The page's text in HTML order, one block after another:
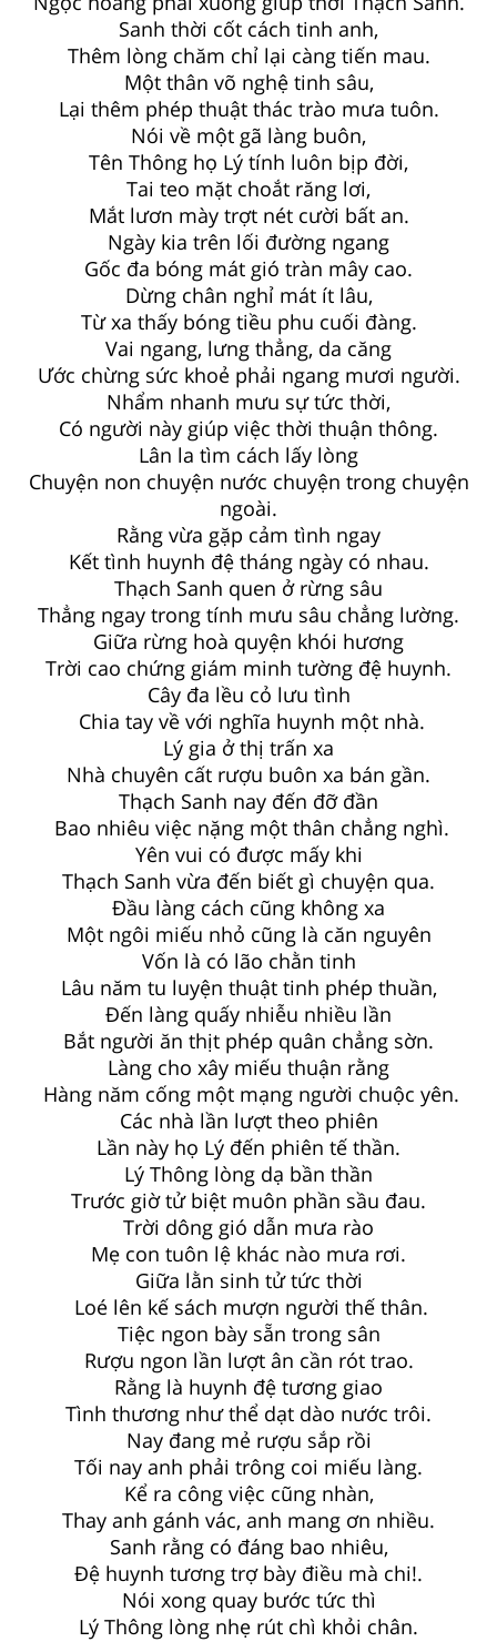
Sanh thời cốt cách tinh anh,
Thêm lòng chăm chỉ lại càng tiến mau.
Một thân võ nghệ tinh sâu,
Lại thêm phép thuật thác trào mưa tuôn.
Nói về một gã làng buôn,
Tên Thông họ Lý tính luôn bịp đời,
Tai teo mặt choắt răng lơi,
Mắt lươn mày trợt nét cười bất an.
Ngày kia trên lối đường ngang
Gốc đa bóng mát gió tràn mây cao.
Dừng chân nghỉ mát ít lâu,
Từ xa thấy bóng tiều phu cuối đàng.
Vai ngang, lưng thẳng, da căng
Ước chừng sức khoẻ phải ngang mươi người.
Nhẩm nhanh mưu sự tức thời,
Có người này giúp việc thời thuận thông.
Lân la tìm cách lấy lòng
Chuyện non chuyện nước chuyện trong chuyện
ngoài.
Rằng vừa gặp cảm tình ngay
Kết tình huynh đệ tháng ngày có nhau.
Thạch Sanh quen ở rừng sâu
Thẳng ngay trong tính mưu sâu chẳng lường.
Giữa rừng hoà quyện khói hương
Trời cao chứng giám minh tường đệ huynh.
Cây đa lều cỏ lưu tình
Chia tay về với nghĩa huynh một nhà.
Lý gia ở thị trấn xa
Nhà chuyên cất rượu buôn xa bán gần.
Thạch Sanh nay đến đỡ đần
Bao nhiêu việc nặng một thân chẳng nghì.
Yên vui có được mấy khi
Thạch Sanh vừa đến biết gì chuyện qua.
Đầu làng cách cũng không xa
Một ngôi miếu nhỏ cũng là căn nguyên
Vốn là có lão chằn tinh
Lâu năm tu luyện thuật tinh phép thuần,
Đến làng quấy nhiễu nhiều lần
Bắt người ăn thịt phép quân chẳng sờn.
Làng cho xây miếu thuận rằng
Hàng năm cống một mạng người chuộc yên.
Các nhà lần lượt theo phiên
Lần này họ Lý đến phiên tế thần.
Lý Thông lòng dạ bần thần
Trước giờ tử biệt muôn phần sầu đau.
Trời dông gió dẫn mưa rào
Mẹ con tuôn lệ khác nào mưa rơi.
Giữa lằn sinh tử tức thời
Loé lên kế sách mượn người thế thân.
Tiệc ngon bày sẵn trong sân
Rượu ngon lần lượt ân cần rót trao.
Rằng là huynh đệ tương giao
Tình thương như thể dạt dào nước trôi.
Nay đang mẻ rượu sắp rồi
Tối nay anh phải trông coi miếu làng.
Kể ra công việc cũng nhàn,
Thay anh gánh vác, anh mang ơn nhiều.
Sanh rằng có đáng bao nhiêu,
Đệ huynh tương trợ bày điều mà chi!.
Nói xong quay bước tức thì
Lý Thông lòng nhẹ rút chì khỏi chân.